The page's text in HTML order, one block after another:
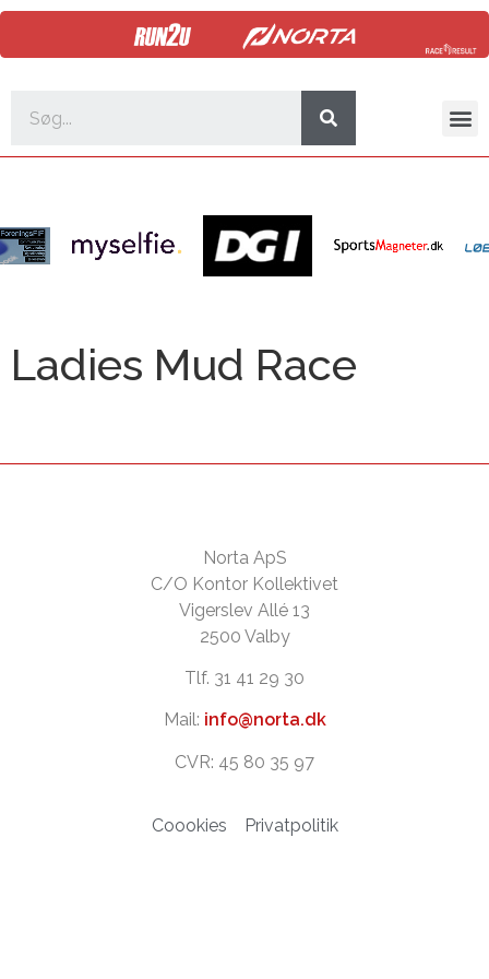
Ladies Mud Race
Norta ApS
C/O Kontor Kollektivet
Vigerslev Allé 13
2500 Valby
Tlf. 31 41 29 30
Mail: info@norta.dk
CVR: 45 80 35 97
Coookies Privatpolitik